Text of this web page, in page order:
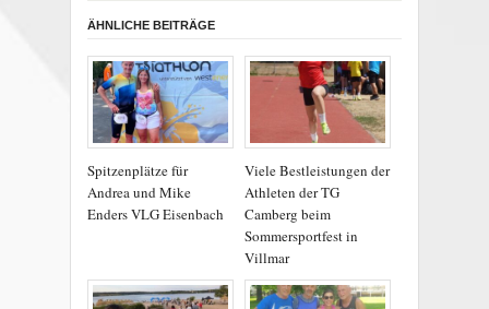
ÄHNLICHE BEITRÄGE
Spitzenplätze für
Andrea und Mike
Enders VLG Eisenbach
Viele Bestleistungen der
Athleten der TG
Camberg beim
Sommersportfest in
Villmar